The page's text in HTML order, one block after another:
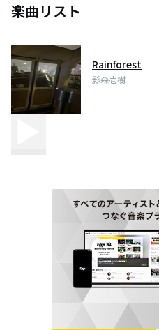
楽曲リスト
Rainforest
影森壱樹